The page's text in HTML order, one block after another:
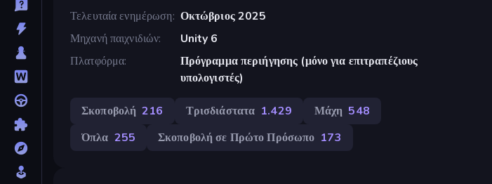
Τελευταία ενημέρωση Οκτώβριος 2025
Μηχανή παιχνιδιών
Unity 6
Πλατφόρμα
Πρόγραμμα περιήγησης (μόνο για επιτραπέζιους
υπολογιστές)
Σκοποβολή 216 Τρισδιάστατα 1.429 Μάχη 548
Όπλα 255 Σκοποβολή σε Πρώτο Πρόσωπο 173